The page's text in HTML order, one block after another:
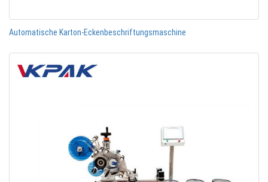
Automatische Karton-Eckenbeschriftungsmaschine